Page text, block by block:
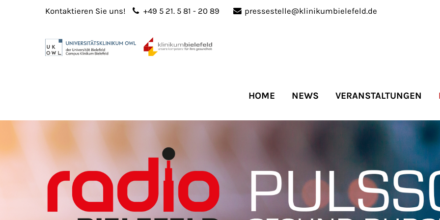
Login
Benutzername
Register |Lost your password?
24h/
365days
We offer support for our
customers
Have any questions?
+44 1234 567 890
Drop us a line
info@yourdomain.com
Kontaktieren Sie uns! +49 5 21. 5 81 - 20 89 pressestelle@klinikumbielefeld.de
HOME NEWS VERANSTALTUNGEN